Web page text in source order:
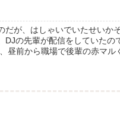
が、はしゃいでいたせいか
DJの先輩が配信をしていたの
昼前から職場で後輩の赤マル